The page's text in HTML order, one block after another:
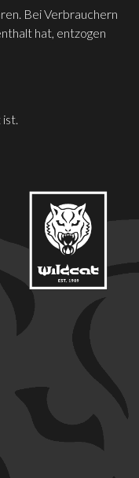
Bei Verbrauchern
hat, entzogen